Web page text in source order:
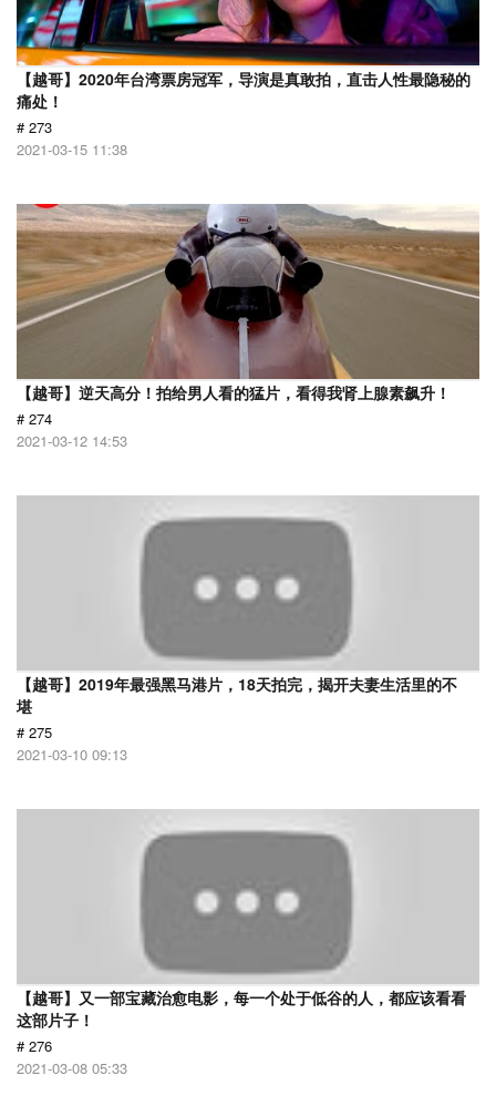
【越哥】2020年台湾票房冠军，导演是真敢拍，直击人性最隐秘的
痛处！
# 273
2021-03-15 11:38
【越哥】逆天高分！拍给男人看的猛片，看得我肾上腺素飙升！
# 274
2021-03-12 14:53
【越哥】2019年最强黑马港片，18天拍完，揭开夫妻生活里的不
堪
# 275
2021-03-10 09:13
【越哥】又一部宝藏治愈电影，每一个处于低谷的人，都应该看看
这部片子！
# 276
2021-03-08 05:33